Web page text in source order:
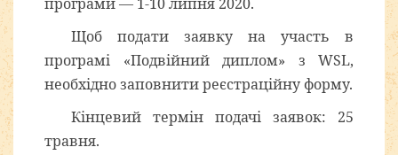
Щоб подати заявку на участь в
програмі «Подвійний диплом» з WSL,
необхідно заповнити реєстраційну форму.
Кінцевий термін подачі заявок: 25
травня.